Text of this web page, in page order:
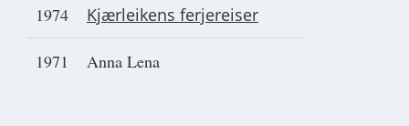
1974 Kjærleikens ferjereiser
1971 Anna Lena